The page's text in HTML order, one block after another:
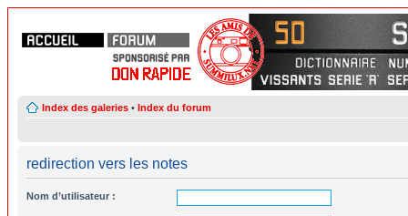
Index des galeries • Index du forum
redirection vers les notes
Nom d’utilisateur :